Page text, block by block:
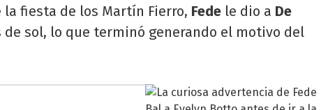
fiesta de los Martín Fierro, Fede le dio a De
de sol, lo que terminó generando el motivo del